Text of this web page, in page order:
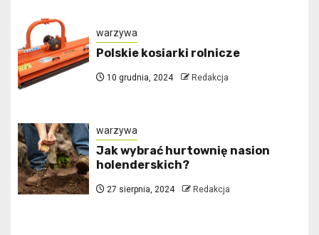
warzywa
Polskie kosiarki rolnicze
10 grudnia, 2024 Redakcja
warzywa
Jak wybrać hurtownię nasion
holenderskich?
27 sierpnia, 2024 Redakcja